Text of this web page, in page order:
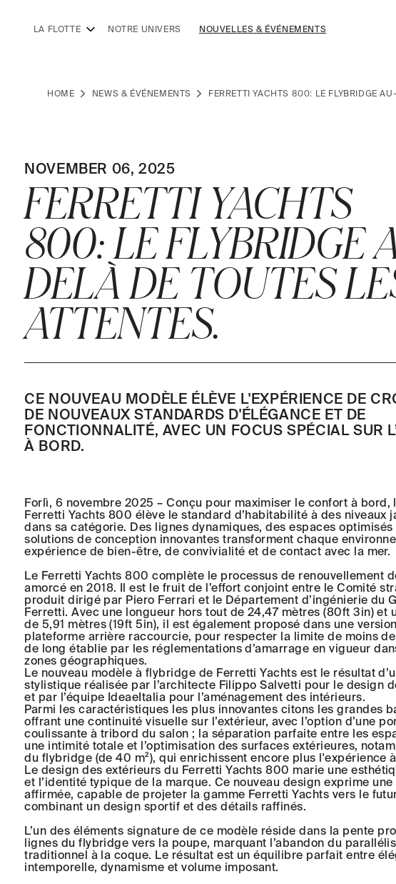
LA FLOTTE NOTRE UNIVERS NOUVELLES & ÉVÉNEMENTS
HOME NEWS & ÉVÉNEMENTS FERRETTI YACHTS 800: LE FLYBRIDGE
NOVEMBER 06, 2025
FERRETTI YACHTS
800: LE FLYBRIDGE
DELÀ DE TOUTES
ATTENTES.
CE NOUVEAU MODÈLE ÉLÈVE L'EXPÉRIENCE DE
DE NOUVEAUX STANDARDS D'ÉLÉGANCE ET DE
FONCTIONNALITÉ, AVEC UN FOCUS SPÉCIAL SUR
À BORD.
Forlì, 6 novembre 2025 – Conçu pour maximiser le confort à bord,
Ferretti Yachts 800 élève le standard d’habitabilité à des niveaux
dans sa catégorie. Des lignes dynamiques, des espaces optimisés
solutions de conception innovantes transforment chaque
expérience de bien-être, de convivialité et de contact avec la mer.
Le Ferretti Yachts 800 complète le processus de renouvellement
amorcé en 2018. Il est le fruit de l’effort conjoint entre le Comité
produit dirigé par Piero Ferrari et le Département d’ingénierie du
Ferretti. Avec une longueur hors tout de 24,47 mètres (80ft 3in) et
de 5,91 mètres (19ft 5in), il est également proposé dans une
plateforme arrière raccourcie, pour respecter la limite de moins
de long établie par les réglementations d’amarrage en vigueur
zones géographiques.
Le nouveau modèle à flybridge de Ferretti Yachts est le résultat
stylistique réalisée par l’architecte Filippo Salvetti pour le design
et par l’équipe IdeaeItalia pour l’aménagement des intérieurs.
Parmi les caractéristiques les plus innovantes citons les grandes
offrant une continuité visuelle sur l’extérieur, avec l’option d’une
coulissante à tribord du salon ; la séparation parfaite entre les
une intimité totale et l’optimisation des surfaces extérieures,
du flybridge (de 40 m²), qui enrichissent encore plus l'expérience
Le design des extérieurs du Ferretti Yachts 800 marie une
et l’identité typique de la marque. Ce nouveau design exprime
affirmée, capable de projeter la gamme Ferretti Yachts vers le
combinant un design sportif et des détails raffinés.
L’un des éléments signature de ce modèle réside dans la pente
lignes du flybridge vers la poupe, marquant l’abandon du
traditionnel à la coque. Le résultat est un équilibre parfait entre
intemporelle, dynamisme et volume imposant.